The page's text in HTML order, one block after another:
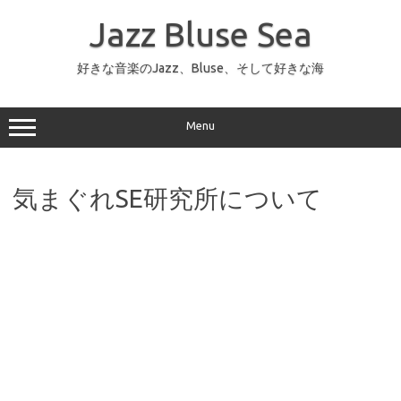
ッ
プ
Jazz Bluse Sea
好きな音楽のJazz、Bluse、そして好きな海
Menu
気まぐれSE研究所について